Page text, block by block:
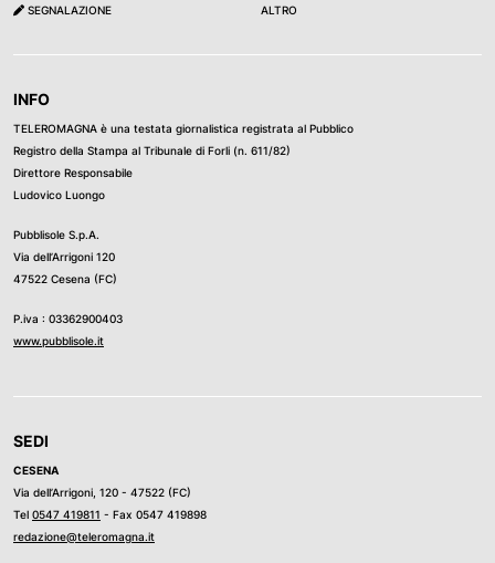
SEGNALAZIONE ALTRO
INFO
TELEROMAGNA è una testata giornalistica registrata al Pubblico
Registro della Stampa al Tribunale di Forli (n. 611/82)
Direttore Responsabile
Ludovico Luongo
Pubblisole S.p.A.
Via dell’Arrigoni 120
47522 Cesena (FC)
P.iva : 03362900403
www.pubblisole.it
SEDI
CESENA
Via dell’Arrigoni, 120 - 47522 (FC)
Tel 0547 419811 - Fax 0547 419898
redazione@teleromagna.it